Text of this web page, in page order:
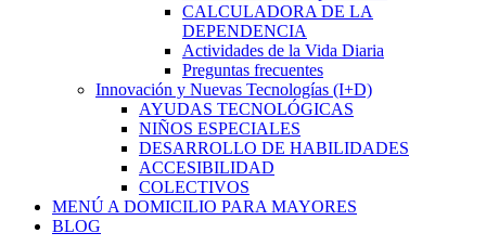
CALCULADORA DE LA
DEPENDENCIA
Actividades de la Vida Diaria
Preguntas frecuentes
Innovación y Nuevas Tecnologías (I+D)
AYUDAS TECNOLÓGICAS
NIÑOS ESPECIALES
DESARROLLO DE HABILIDADES
ACCESIBILIDAD
COLECTIVOS
MENÚ A DOMICILIO PARA MAYORES
BLOG